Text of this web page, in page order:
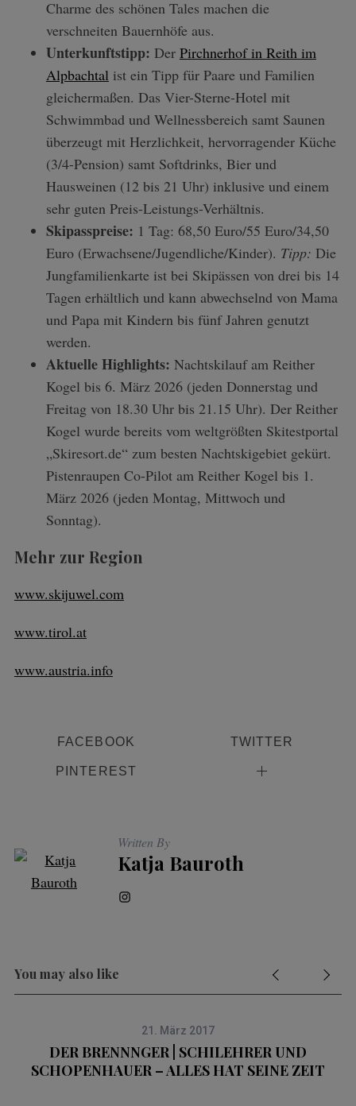
Charme des schönen Tales machen die
verschneiten Bauernhöfe aus.
Unterkunftstipp: Der Pirchnerhof in Reith im
Alpbachtal ist ein Tipp für Paare und Familien
gleichermaßen. Das Vier-Sterne-Hotel mit
Schwimmbad und Wellnessbereich samt Saunen
überzeugt mit Herzlichkeit, hervorragender Küche
(3/4-Pension) samt Softdrinks, Bier und
Hausweinen (12 bis 21 Uhr) inklusive und einem
sehr guten Preis-Leistungs-Verhältnis.
Skipasspreise: 1 Tag: 68,50 Euro/55 Euro/34,50
Euro (Erwachsene/Jugendliche/Kinder). Tipp: Die
Jungfamilienkarte ist bei Skipässen von drei bis 14
Tagen erhältlich und kann abwechselnd von Mama
und Papa mit Kindern bis fünf Jahren genutzt
werden.
Aktuelle Highlights: Nachtskilauf am Reither
Kogel bis 6. März 2026 (jeden Donnerstag und
Freitag von 18.30 Uhr bis 21.15 Uhr). Der Reither
Kogel wurde bereits vom weltgrößten Skitestportal
„Skiresort.de“ zum besten Nachtskigebiet gekürt.
Pistenraupen Co-Pilot am Reither Kogel bis 1.
März 2026 (jeden Montag, Mittwoch und
Sonntag).
Mehr zur Region
www.skijuwel.com
www.tirol.at
www.austria.info
FACEBOOK TWITTER
PINTEREST
Written By
Katja Bauroth
You may also like
21. März 2017
DER BRENNNGER | SCHILEHRER UND
SCHOPENHAUER – ALLES HAT SEINE ZEIT